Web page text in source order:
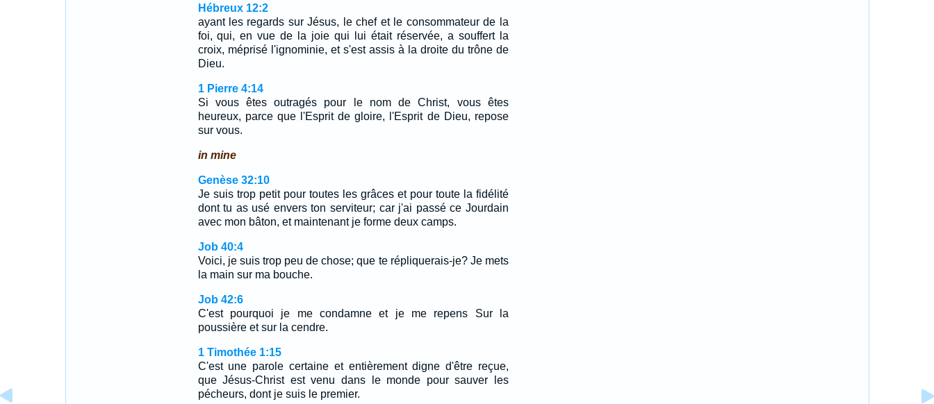
Hébreux 12:2
ayant les regards sur Jésus, le chef et le consommateur de la
foi, qui, en vue de la joie qui lui était réservée, a souffert la
croix, méprisé l'ignominie, et s'est assis à la droite du trône de
Dieu.
1 Pierre 4:14
Si vous êtes outragés pour le nom de Christ, vous êtes
heureux, parce que l'Esprit de gloire, l'Esprit de Dieu, repose
sur vous.
in mine
Genèse 32:10
Je suis trop petit pour toutes les grâces et pour toute la fidélité
dont tu as usé envers ton serviteur; car j'ai passé ce Jourdain
avec mon bâton, et maintenant je forme deux camps.
Job 40:4
Voici, je suis trop peu de chose; que te répliquerais-je? Je mets
la main sur ma bouche.
Job 42:6
C'est pourquoi je me condamne et je me repens Sur la
poussière et sur la cendre.
1 Timothée 1:15
C'est une parole certaine et entièrement digne d'être reçue,
que Jésus-Christ est venu dans le monde pour sauver les
pécheurs, dont je suis le premier.